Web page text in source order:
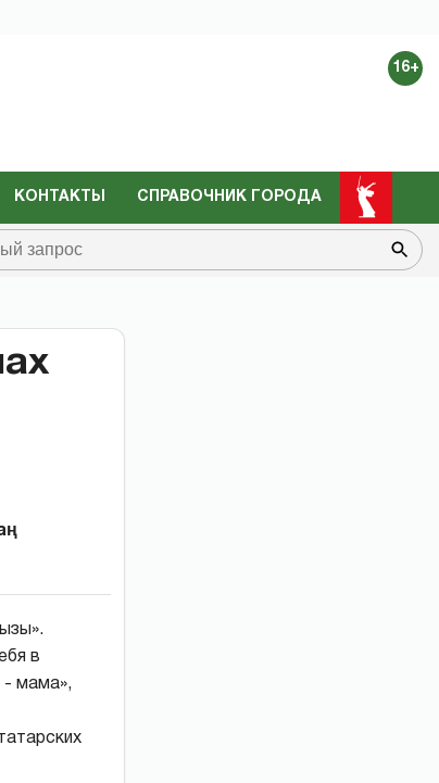
16+
КОНТАКТЫ СПРАВОЧНИК ГОРОДА
в
- мама»,